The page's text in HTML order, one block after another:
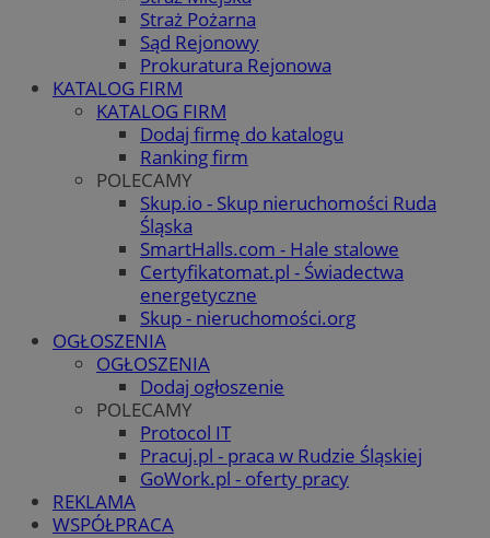
Straż Pożarna
Sąd Rejonowy
Prokuratura Rejonowa
KATALOG FIRM
KATALOG FIRM
Dodaj firmę do katalogu
Ranking firm
POLECAMY
Skup.io - Skup nieruchomości Ruda
Śląska
SmartHalls.com - Hale stalowe
Certyfikatomat.pl - Świadectwa
energetyczne
Skup - nieruchomości.org
OGŁOSZENIA
OGŁOSZENIA
Dodaj ogłoszenie
POLECAMY
Protocol IT
Pracuj.pl - praca w Rudzie Śląskiej
GoWork.pl - oferty pracy
REKLAMA
WSPÓŁPRACA